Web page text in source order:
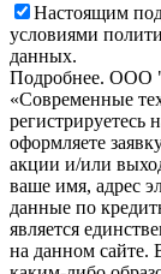
Настоящим
условиями
данных.
Подробнее. OOO
«Современные
регистрируетесь
оформляете
акции и/или
ваше имя, адрес
данные по
является
на данном сайте.